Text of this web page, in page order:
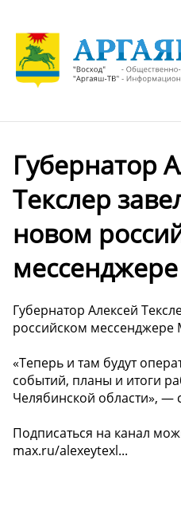
Губернатор
Текслер
новом
Губернатор Алексей
российском мессенджере
«Теперь и там будут
событий, планы и итоги
Челябинской области», —
Подписаться на канал
max.ru/alexeytexl...